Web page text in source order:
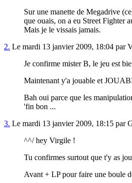
Sur une manette de Megadrive
que ouais, on a eu Street Fighter
Mais je le vissais jamais.
2. Le mardi 13 janvier 2009, 18:04 par
Je confirme mister B, le jeu est
Maintenant y'a jouable et
Bah oui parce que les
'fin bon ...
3. Le mardi 13 janvier 2009, 18:15 par
^^/ hey Virgile !
Tu confirmes surtout que t'y as
Avant + LP pour faire une boule